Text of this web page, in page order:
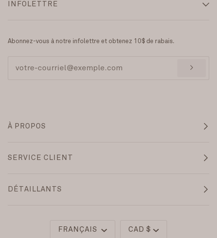
INFOLETTRE
Abonnez-vous à notre infolettre et obtenez 10$ de rabais.
>
À PROPOS
SERVICE CLIENT
DÉTAILLANTS
FRANÇAIS CAD $